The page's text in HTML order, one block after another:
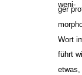
weni-
ger
Wort
führt